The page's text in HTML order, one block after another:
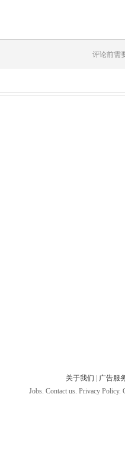
评论前需
关于我们
广告服
Jobs. Contact us. Privacy